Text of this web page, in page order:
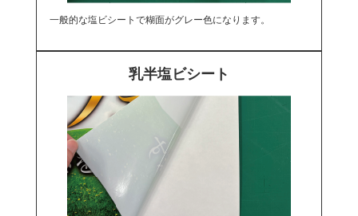
一般的な塩ビシートで糊面がグレー色になります。
乳半塩ビシート